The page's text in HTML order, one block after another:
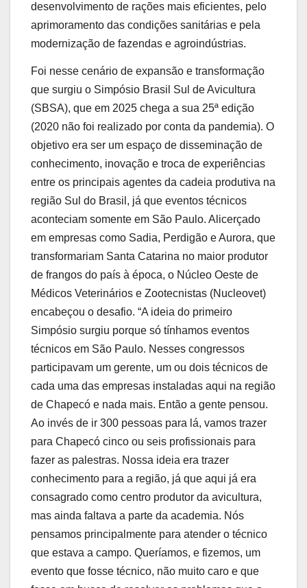
desenvolvimento de rações mais eficientes, pelo
aprimoramento das condições sanitárias e pela
modernização de fazendas e agroindústrias.
Foi nesse cenário de expansão e transformação
que surgiu o Simpósio Brasil Sul de Avicultura
(SBSA), que em 2025 chega a sua 25ª edição
(2020 não foi realizado por conta da pandemia). O
objetivo era ser um espaço de disseminação de
conhecimento, inovação e troca de experiências
entre os principais agentes da cadeia produtiva na
região Sul do Brasil, já que eventos técnicos
aconteciam somente em São Paulo. Alicerçado
em empresas como Sadia, Perdigão e Aurora, que
transformariam Santa Catarina no maior produtor
de frangos do país à época, o Núcleo Oeste de
Médicos Veterinários e Zootecnistas (Nucleovet)
encabeçou o desafio. “A ideia do primeiro
Simpósio surgiu porque só tínhamos eventos
técnicos em São Paulo. Nesses congressos
participavam um gerente, um ou dois técnicos de
cada uma das empresas instaladas aqui na região
de Chapecó e nada mais. Então a gente pensou.
Ao invés de ir 300 pessoas para lá, vamos trazer
para Chapecó cinco ou seis profissionais para
fazer as palestras. Nossa ideia era trazer
conhecimento para a região, já que aqui já era
consagrado como centro produtor da avicultura,
mas ainda faltava a parte da academia. Nós
pensamos principalmente para atender o técnico
que estava a campo. Queríamos, e fizemos, um
evento que fosse técnico, não muito caro e que